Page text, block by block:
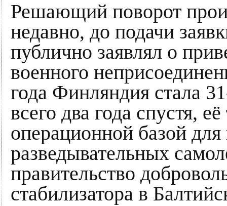
Решающий поворот
недавно, до подачи
публично заявлял о
военного
года Финляндия стала
всего два года спустя,
операционной базой
разведывательных
правительство
стабилизатора в